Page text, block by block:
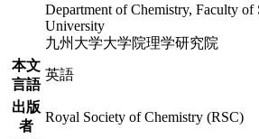
Department of Chemistry, Faculty of
University
九州大学大学院理学研究院
本文
言語
英語
出版
者
Royal Society of Chemistry (RSC)